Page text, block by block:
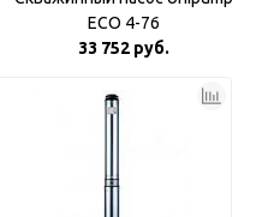
ECO 4-76
33 752 руб.